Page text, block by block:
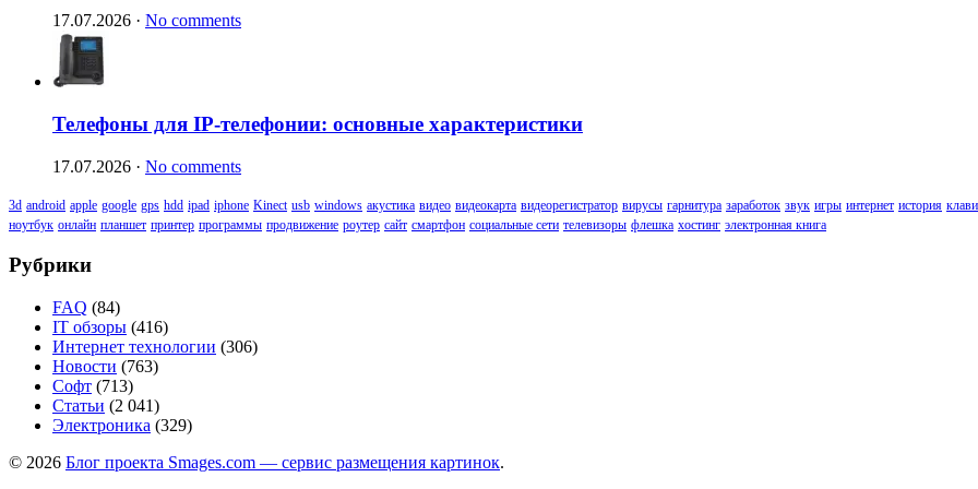
17.07.2026 · No comments
Телефоны для IP-телефонии: основные характеристики
17.07.2026 · No comments
3d android apple google gps hdd ipad iphone Kinect usb windows акустика видео видеокарта видеорегистратор вирусы гарнитура заработок звук игры интернет история
ноутбук онлайн планшет принтер программы продвижение роутер сайт смартфон социальные сети телевизоры флешка хостинг электронная книга
Рубрики
FAQ (84)
IT обзоры (416)
Интернет технологии (306)
Новости (763)
Софт (713)
Статьи (2 041)
Электроника (329)
© 2026 Блог проекта Smages.com — сервис размещения картинок.